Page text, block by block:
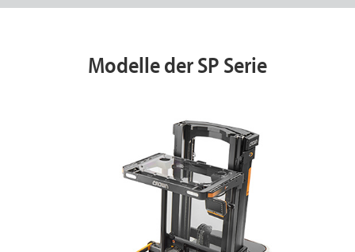
Modelle der SP Serie